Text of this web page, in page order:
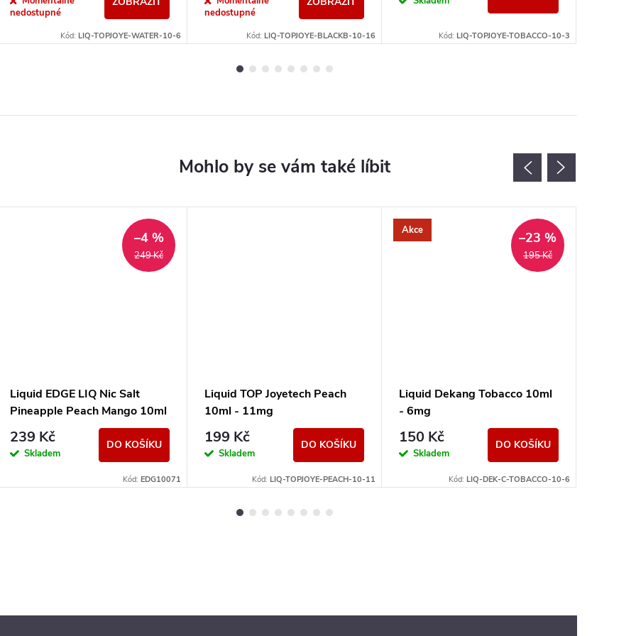
nedostupné
Kód: LIQ-TOPJOYE-WATER-10-6
nedostupné
Kód: LIQ-TOPJOYE-BLACKB-10-16 Kód: LIQ-TOPJOYE-TOBACCO-10-3
249 Kč
–4 %
Liquid EDGE LIQ Nic Salt
Pineapple Peach Mango 10ml
- 15mg
239 Kč
Skladem
DO KOŠÍKU
Kód: EDG10071
Liquid TOP Joyetech Peach
10ml - 11mg
199 Kč
Skladem
DO KOŠÍKU
Kód: LIQ-TOPJOYE-PEACH-10-11
Akce
195 Kč
–23 %
Liquid Dekang Tobacco 10ml
- 6mg
150 Kč
Skladem
DO KOŠÍKU
Kód: LIQ-DEK-C-TOBACCO-10-6